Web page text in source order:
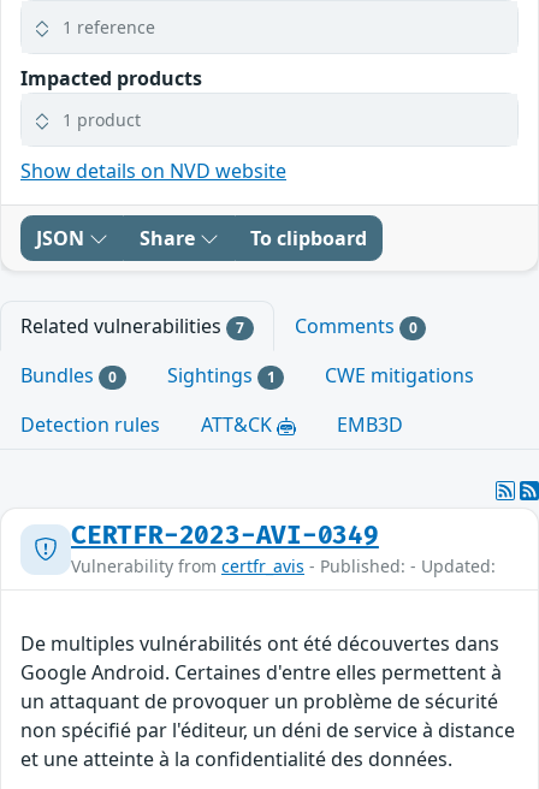
1 reference
Impacted products
1 product
Show details on NVD website
JSON Share To clipboard
Related vulnerabilities 7 Comments 0
Bundles 0 Sightings 1
CWE mitigations
Detection rules
ATT&CK EMB3D
CERTFR-2023-AVI-0349
Vulnerability from certfr_avis - Published: - Updated:
De multiples vulnérabilités ont été découvertes dans
Google Android. Certaines d'entre elles permettent à
un attaquant de provoquer un problème de sécurité
non spécifié par l'éditeur, un déni de service à distance
et une atteinte à la confidentialité des données.